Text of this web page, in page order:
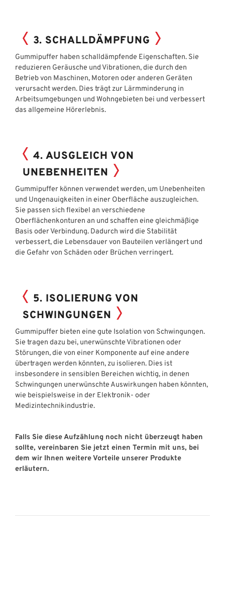
3. SCHALLDÄMPFUNG
Gummipuffer haben schalldämpfende Eigenschaften. Sie
reduzieren Geräusche und Vibrationen, die durch den
Betrieb von Maschinen, Motoren oder anderen Geräten
verursacht werden. Dies trägt zur Lärmminderung in
Arbeitsumgebungen und Wohngebieten bei und verbessert
das allgemeine Hörerlebnis.
4. AUSGLEICH VON
UNEBENHEITEN
Gummipuffer können verwendet werden, um Unebenheiten
und Ungenauigkeiten in einer Oberfläche auszugleichen.
Sie passen sich flexibel an verschiedene
Oberflächenkonturen an und schaffen eine gleichmäßige
Basis oder Verbindung. Dadurch wird die Stabilität
verbessert, die Lebensdauer von Bauteilen verlängert und
die Gefahr von Schäden oder Brüchen verringert.
5. ISOLIERUNG VON
SCHWINGUNGEN
Gummipuffer bieten eine gute Isolation von Schwingungen.
Sie tragen dazu bei, unerwünschte Vibrationen oder
Störungen, die von einer Komponente auf eine andere
übertragen werden könnten, zu isolieren. Dies ist
insbesondere in sensiblen Bereichen wichtig, in denen
Schwingungen unerwünschte Auswirkungen haben könnten,
wie beispielsweise in der Elektronik- oder
Medizintechnikindustrie.
Falls Sie diese Aufzählung noch nicht überzeugt haben
sollte, vereinbaren Sie jetzt einen Termin mit uns, bei
dem wir Ihnen weitere Vorteile unserer Produkte
erläutern.